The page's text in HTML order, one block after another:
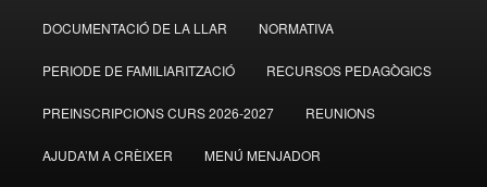
al
contingut
al
contingut
DOCUMENTACIÓ DE LA LLAR NORMATIVA
PERIODE DE FAMILIARITZACIÓ RECURSOS PEDAGÒGICS
PREINSCRIPCIONS CURS 2026-2027 REUNIONS
AJUDA’M A CRÈIXER MENÚ MENJADOR